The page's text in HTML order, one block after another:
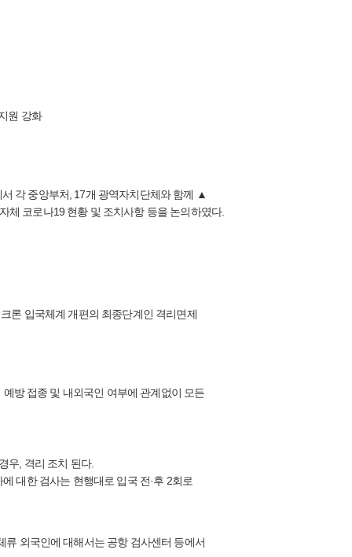
원 강화
각 중앙부처, 17개 광역자치단체와 함께 ▲
코로나19 현황 및 조치사항 등을 논의하였다.
론 입국체계 개편의 최종단계인 격리면제
방 접종 및 내외국인 여부에 관계없이 모든
우, 격리 조치 된다.
대한 검사는 현행대로 입국 전·후 2회로
외국인에 대해서는 공항 검사센터 등에서